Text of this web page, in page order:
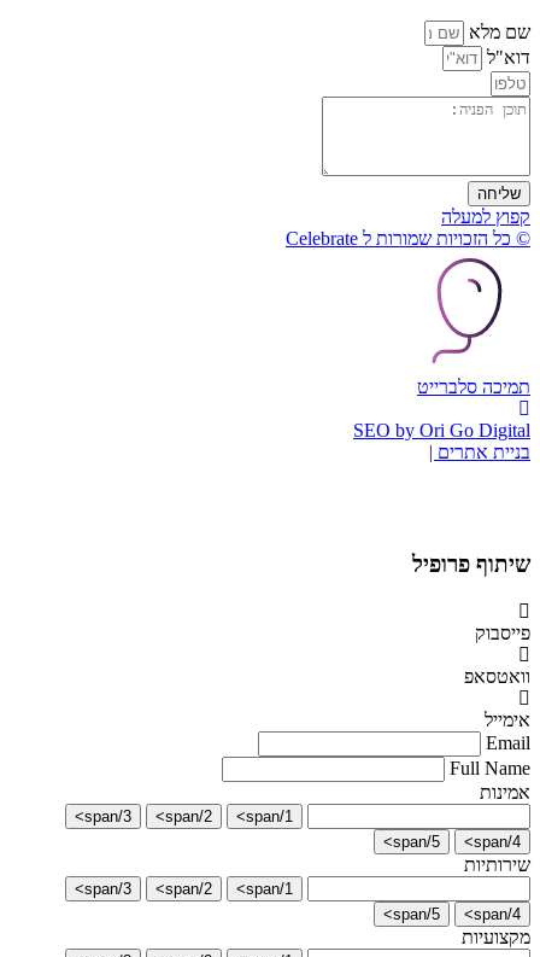
שם מלא
דוא"ל
שליחה
קפוץ למעלה
© כל הזכויות שמורות ל Celebrate
תמיכה סלברייט
SEO by Ori Go Digital
בניית אתרים |
שיתוף פרופיל
פייסבוק
וואטסאפ
אימייל
Email
Full Name
אמינות
1/span>
2/span>
3/span>
4/span>
5/span>
שירותיות
1/span>
2/span>
3/span>
4/span>
5/span>
מקצועיות